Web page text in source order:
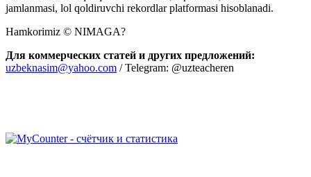
jamlanmasi, lol qoldiruvchi rekordlar platformasi hisoblanadi.
Hamkorimiz © NIMAGA?
Для коммерческих статей и других предложений:
uzbeknasim@yahoo.com / Telegram: @uzteacheren